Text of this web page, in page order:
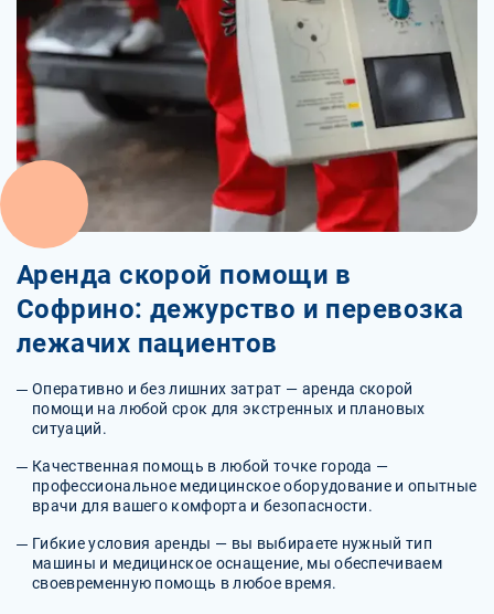
Аренда скорой помощи в
Софрино: дежурство и перевозка
лежачих пациентов
Оперативно и без лишних затрат — аренда скорой
помощи на любой срок для экстренных и плановых
ситуаций.
Качественная помощь в любой точке города —
профессиональное медицинское оборудование и опытные
врачи для вашего комфорта и безопасности.
Гибкие условия аренды — вы выбираете нужный тип
машины и медицинское оснащение, мы обеспечиваем
своевременную помощь в любое время.